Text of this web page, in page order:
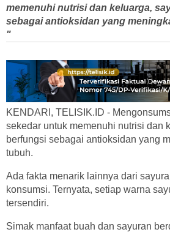
memenuhi nutrisi dan keluarga,
sebagai antioksidan yang
"
KENDARI, TELISIK.ID -
sekedar untuk memenuhi nutrisi dan
berfungsi sebagai antioksidan yang
tubuh.
Ada fakta menarik lainnya dari
konsumsi. Ternyata, setiap warna
tersendiri.
Simak manfaat buah dan sayuran